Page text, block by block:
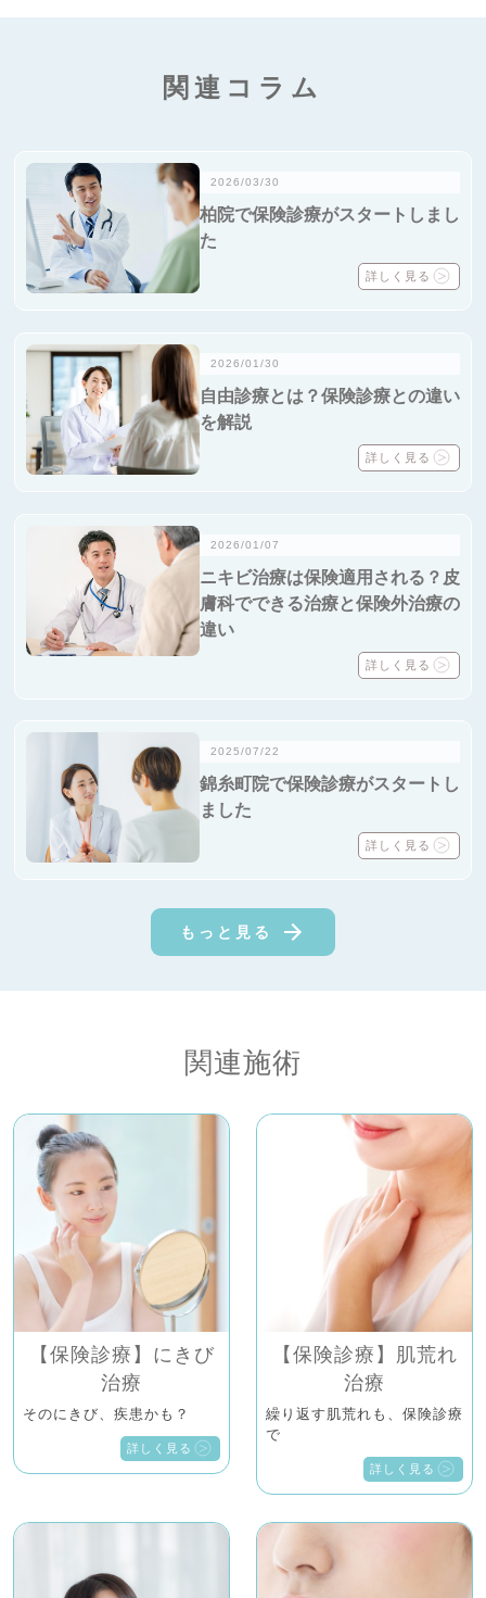
関連コラム
2026/03/30
柏院で保険診療がスタートしまし
た
詳しく見る
2026/01/30
自由診療とは？保険診療との違い
を解説
詳しく見る
2026/01/07
ニキビ治療は保険適用される？皮
膚科でできる治療と保険外治療の
違い
詳しく見る
2025/07/22
錦糸町院で保険診療がスタートし
ました
詳しく見る
もっと見る
関連施術
【保険診療】にきび
治療
そのにきび、疾患かも？
詳しく見る
【保険診療】肌荒れ
治療
繰り返す肌荒れも、保険診療
で
詳しく見る